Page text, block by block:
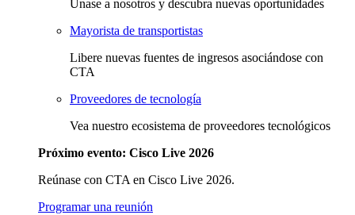
Únase a nosotros y descubra nuevas oportunidades
Mayorista de transportistas
Libere nuevas fuentes de ingresos asociándose con
CTA
Proveedores de tecnología
Vea nuestro ecosistema de proveedores tecnológicos
Próximo evento: Cisco Live 2026
Reúnase con CTA en Cisco Live 2026.
Programar una reunión